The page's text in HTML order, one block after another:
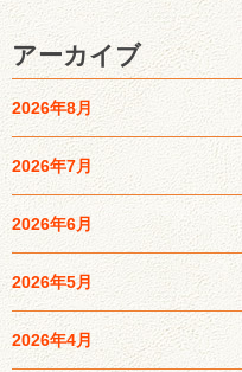
アーカイブ
2026年8月
2026年7月
2026年6月
2026年5月
2026年4月